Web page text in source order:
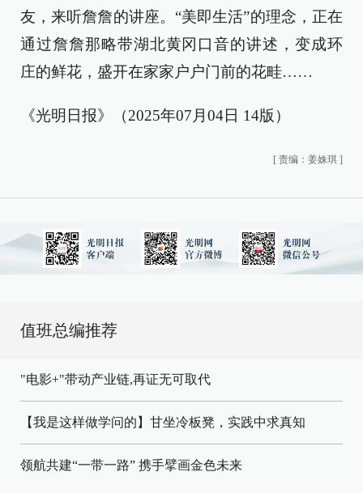
友，来听詹詹的讲座。“美即生活”的理念，正在
通过詹詹那略带湖北黄冈口音的讲述，变成环
庄的鲜花，盛开在家家户户门前的花畦……
《光明日报》（2025年07月04日 14版）
[ 责编：姜姝琪 ]
值班总编推荐
"电影+"带动产业链,再证无可取代
【我是这样做学问的】甘坐冷板凳，实践中求真知
领航共建“一带一路” 携手擘画金色未来